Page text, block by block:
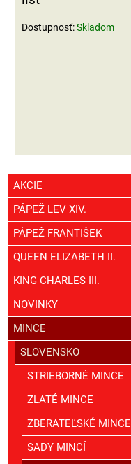
Dostupnosť:Skladom
AKCIE
PÁPEŽ LEV XIV.
PÁPEŽ FRANTIŠEK
QUEEN ELIZABETH II.
KING CHARLES III.
NOVINKY
MINCE
SLOVENSKO
STRIEBORNÉ MINCE
ZLATÉ MINCE
ZBERATEĽSKÉ MINCE
SADY MINCÍ